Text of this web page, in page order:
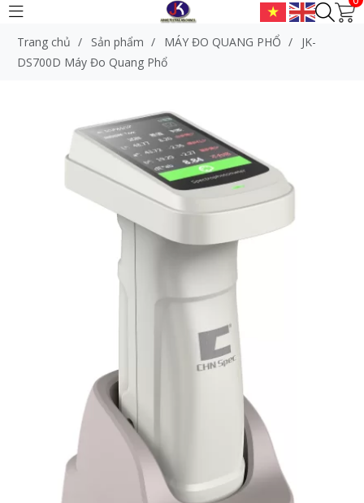
Trang chủ / Sản phẩm / MÁY ĐO QUANG PHỔ /
JK-
DS700D Máy Đo Quang Phổ